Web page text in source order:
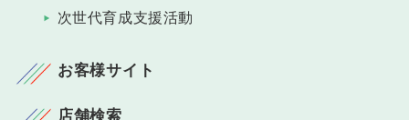
次世代育成支援活動
お客様サイト
店舗検索